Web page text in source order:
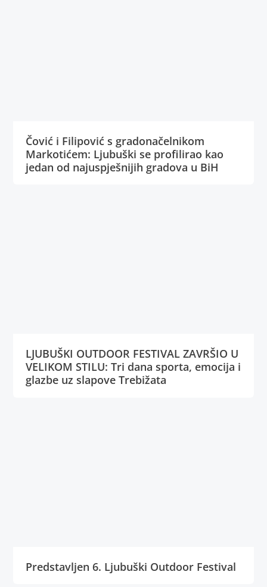
Čović i Filipović s gradonačelnikom
Markotićem: Ljubuški se profilirao kao
jedan od najuspješnijih gradova u BiH
LJUBUŠKI OUTDOOR FESTIVAL ZAVRŠIO U
VELIKOM STILU: Tri dana sporta, emocija i
glazbe uz slapove Trebižata
Predstavljen 6. Ljubuški Outdoor Festival